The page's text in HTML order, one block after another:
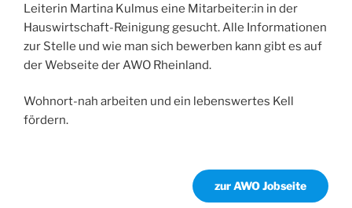
Leiterin Martina Kulmus eine Mitarbeiter:in in der
Hauswirtschaft-Reinigung gesucht. Alle Informationen
zur Stelle und wie man sich bewerben kann gibt es auf
der Webseite der AWO Rheinland.
Wohnort-nah arbeiten und ein lebenswertes Kell
fördern.
zur AWO Jobseite